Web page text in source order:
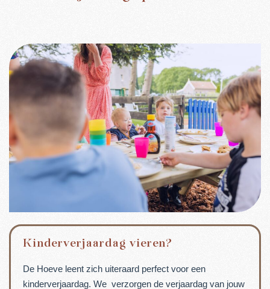
Kinderverjaardag vieren?
De Hoeve leent zich uiteraard perfect voor een
kinderverjaardag. We verzorgen de verjaardag van jouw